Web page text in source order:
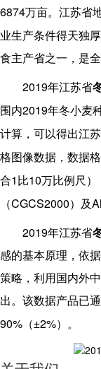
6874万亩。江苏省
业生产条件得天独
食主产省之一，是
2019年江苏省
围内2019年冬小麦
计算，可以得出江
格图像数据，数据
合1 比10万比例尺）
（CGCS2000）及
2019年江苏省
感的基本原理，依
策略，利用国内外
出。该数据产品已
90% （±2%）。